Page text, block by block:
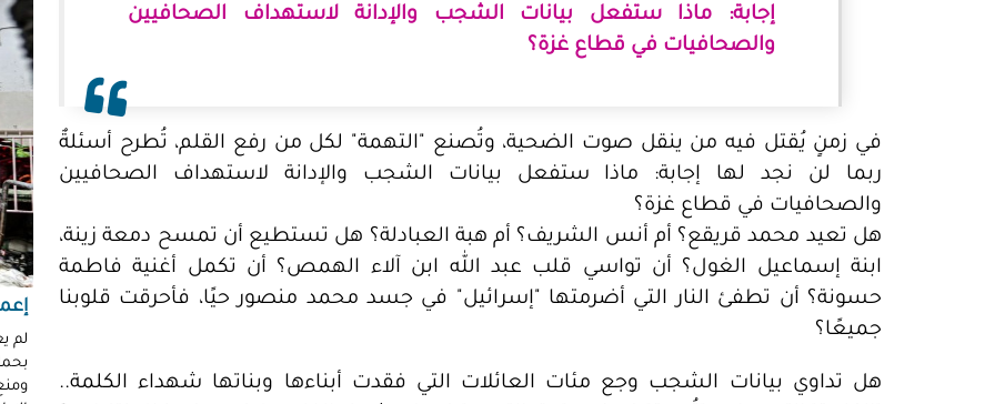
إجابة: ماذا ستفعل بيانات الشجب والإدانة لاستهداف الصحافيين
والصحافيات في قطاع غزة؟
في زمنٍ يُقتل فيه من ينقل صوت الضحية، وتُصنع "التهمة" لكل من رفع القلم، تُطرح أسئلةٌ
ربما لن نجد لها إجابة: ماذا ستفعل بيانات الشجب والإدانة لاستهداف الصحافيين
والصحافيات في قطاع غزة؟
هل تعيد محمد قريقع؟ أم أنس الشريف؟ أم هبة العبادلة؟ هل تستطيع أن تمسح دمعة زينة،
ابنة إسماعيل الغول؟ أن تواسي قلب عبد الله ابن آلاء الهمص؟ أن تكمل أغنية فاطمة
حسونة؟ أن تطفئ النار التي أضرمتها "إسرائيل" في جسد محمد منصور حيًا، فأحرقت قلوبنا
جميعًا؟
هل تداوي بيانات الشجب وجع مئات العائلات التي فقدت أبناءها وبناتها شهداء الكلمة..
لم